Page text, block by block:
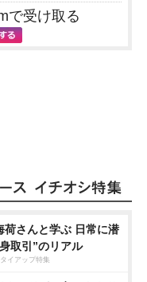
で受け取る
荷さんと学ぶ 日常に潜
取引”のリアル
イアップ特集